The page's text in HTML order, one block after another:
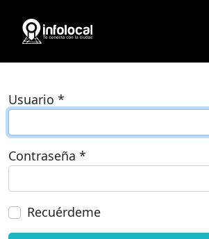
Usuario *
Contraseña *
Recuérdeme